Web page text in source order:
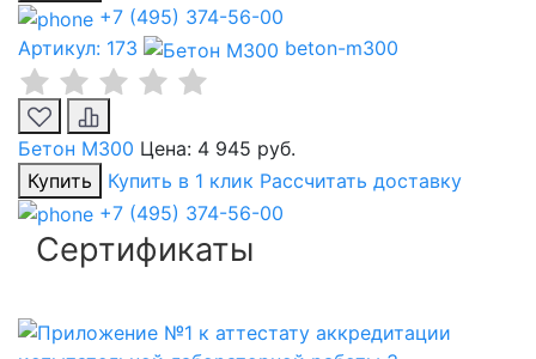
+7 (495) 374-56-00
Артикул: 173
beton-m300
Бетон М300 Цена: 4 945 руб.
Купить
Купить в 1 клик Рассчитать доставку
+7 (495) 374-56-00
Сертификаты